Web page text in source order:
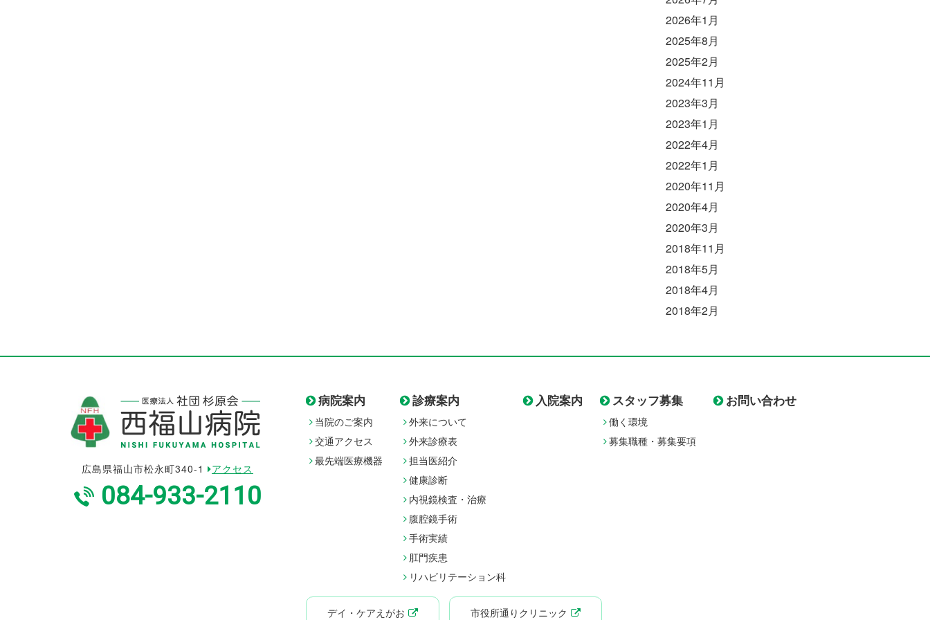
2026年1月
2025年8月
2025年2月
2024年11月
2023年3月
2023年1月
2022年4月
2022年1月
2020年11月
2020年4月
2020年3月
2018年11月
2018年5月
2018年4月
2018年2月
広島県福山市松永町340-1 アクセス
084-933-2110
病院案内
当院のご案内
交通アクセス
最先端医療機器
診療案内
外来について
外来診療表
担当医紹介
健康診断
内視鏡検査・治療
腹腔鏡手術
手術実績
肛門疾患
リハビリテーション科
入院案内 スタッフ募集
働く環境
募集職種・募集要項
お問い合わせ
デイ・ケアえがお 市役所通りクリニック